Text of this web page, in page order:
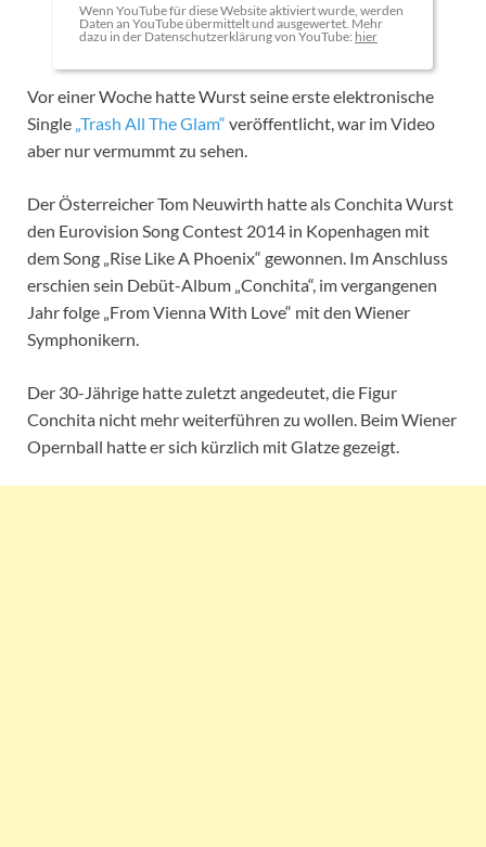
Wenn YouTube für diese Website aktiviert wurde, werden
Daten an YouTube übermittelt und ausgewertet. Mehr
dazu in der Datenschutzerklärung von YouTube: hier
Vor einer Woche hatte Wurst seine erste elektronische
Single „Trash All The Glam“ veröffentlicht, war im Video
aber nur vermummt zu sehen.
Der Österreicher Tom Neuwirth hatte als Conchita Wurst
den Eurovision Song Contest 2014 in Kopenhagen mit
dem Song „Rise Like A Phoenix“ gewonnen. Im Anschluss
erschien sein Debüt-Album „Conchita“, im vergangenen
Jahr folge „From Vienna With Love“ mit den Wiener
Symphonikern.
Der 30-Jährige hatte zuletzt angedeutet, die Figur
Conchita nicht mehr weiterführen zu wollen. Beim Wiener
Opernball hatte er sich kürzlich mit Glatze gezeigt.